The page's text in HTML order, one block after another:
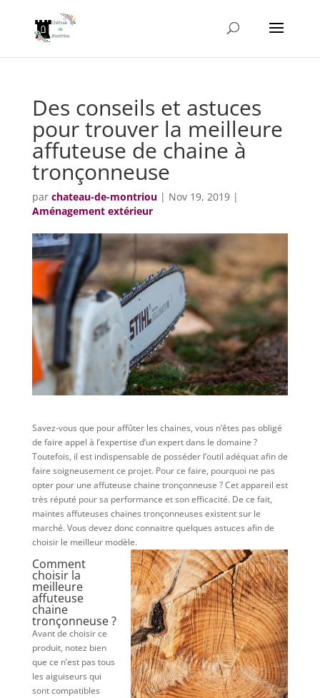
Des conseils et astuces
pour trouver la meilleure
affuteuse de chaine à
tronçonneuse
par chateau-de-montriou| Nov 19, 2019|
Aménagement extérieur
Savez-vous que pour affûter les chaines, vous n’êtes pas obligé
de faire appel à l’expertise d’un expert dans le domaine ?
Toutefois, il est indispensable de posséder l’outil adéquat afin de
faire soigneusement ce projet. Pour ce faire, pourquoi ne pas
opter pour une affuteuse chaine tronçonneuse ? Cet appareil est
très réputé pour sa performance et son efficacité. De ce fait,
maintes affuteuses chaines tronçonneuses existent sur le
marché. Vous devez donc connaitre quelques astuces afin de
choisir le meilleur modèle.
Comment
choisir la
meilleure
affuteuse
chaine
tronçonneuse ?
Avant de choisir ce
produit, notez bien
que ce n’est pas tous
les aiguiseurs qui
sont compatibles